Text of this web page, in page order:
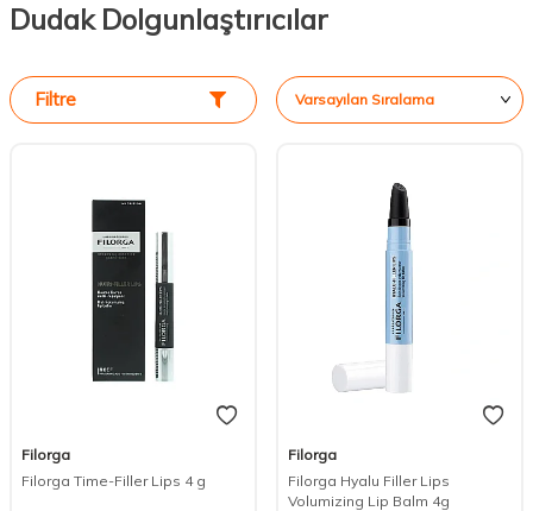
Dudak Dolgunlaştırıcılar
Filtre
Filorga
Filorga Time-Filler Lips 4 g
Filorga
Filorga Hyalu Filler Lips
Volumizing Lip Balm 4g